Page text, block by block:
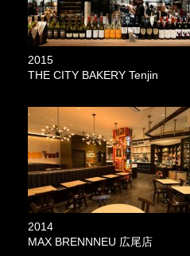
2015
THE CITY BAKERY Tenjin
2014
MAX BRENNNEU 広尾店